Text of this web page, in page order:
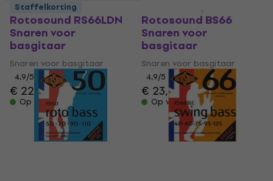
Rotosound RS66LDN
Snaren voor
basgitaar
Snaren voor basgitaar
4,9/5
€ 22,60
Op voorraad
Rotosound BS66
Snaren voor
basgitaar
Snaren voor basgitaar
4,9/5
€ 23,50
Op voorraad
Staffelkorting